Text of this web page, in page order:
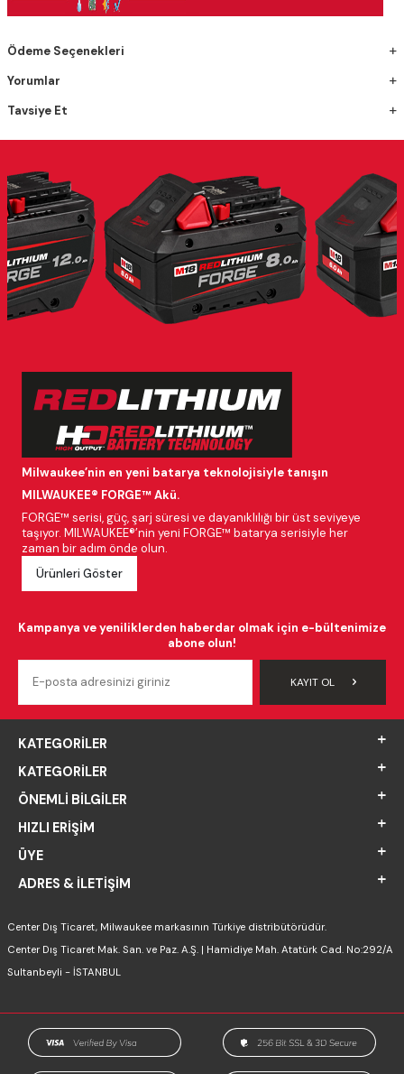
Ödeme Seçenekleri
Yorumlar
Tavsiye Et
Milwaukee’nin en yeni batarya teknolojisiyle tanışın
MILWAUKEE® FORGE™ Akü.
FORGE™ serisi, güç, şarj süresi ve dayanıklılığı bir üst seviyeye
taşıyor. MILWAUKEE®’nin yeni FORGE™ batarya serisiyle her
zaman bir adım önde olun.
Ürünleri Göster
Kampanya ve yeniliklerden haberdar olmak için e-bültenimize
abone olun!
KAYIT OL
KATEGORILER
KATEGORILER
ÖNEMLI BILGILER
HIZLI ERIŞIM
ÜYE
ADRES & İLETIŞIM
Center Dış Ticaret, Milwaukee markasının Türkiye distribütörüdür.
Center Dış Ticaret Mak. San. ve Paz. A.Ş. | Hamidiye Mah. Atatürk Cad. No:292/A
Sultanbeyli - İSTANBUL